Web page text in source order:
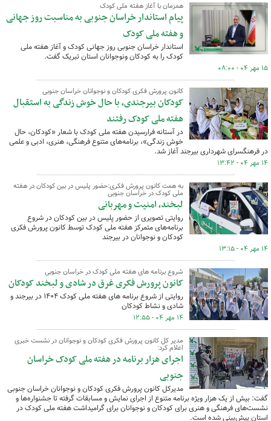
همزمان با آغاز هفته ملی کودک
پیام استاندار خراسان جنوبی به مناسبت روز جهانی
و هفته ملی کودک
استاندار خراسان جنوبی روز جهانی کودک و آغاز هفته ملی
کودک را به کودکان ونوجوانان استان تبریک گفت.
۱۵ مهر ۰۴ - ۰۸:۰۰
کانون پرورش فکری کودکان و نوجوانان خراسان جنوبی
کودکان بیرجندی، با حال خوش زندگی به استقبال
هفته ملی کودک رفتند
در آستانه فرارسیدن هفته ملی کودک با شعار «کودکان، حال
خوش زندگی»، برنامه‌های متنوع فرهنگی، هنری، ادبی و علمی
در فرهنگسرای شهرداری بیرجند آغاز شد.
۱۴ مهر ۰۴ - ۱۳:۴۲
به همت کانون پرورش فکری:حضور پلیس در بین کودکان در هفته
ملی کودک در خراسان جنوبی
لبخند، امنیت و مهربانی
روایتی تصویری از حضور پلیس در بین کودکان در شروع
برنامه‌های متمرکز هفته ملی کودک توسط کانون پرورش فکری
کودکان و نوجوانان در بیرجند
۱۴ مهر ۰۴ - ۱۳:۱۵
شروع برنامه های هفته ملی کودک در خراسان جنوبی
کانون پرورش فکری غرق در شادی و لبخند کودکان
روایتی از شروع برنامه های هفته ملی کودک ۱۴۰۴ در بیرجند و
شادی و نشاط کودکان
۱۴ مهر ۰۴ - ۱۲:۵۵
مدیر کل کانون پرورش فکری کودکان و نوجوانان در نشست خبری
اعلام کرد:
اجرای هزار برنامه در هفته ملی کودک خراسان
جنوبی
مدیرکل کانون پرورش فکری کودکان و نوجوانان خراسان جنوبی
گفت: بیش از یک هزار ویژه برنامه متنوع از اجرای نمایش و مسابقات گرفته تا جشنواره‌ها و
نشست‌های فرهنگی و هنری برای کودکان و نوجوانان برای گرامیداشت هفته ملی کودک در
استان پیش‌بینی شده است.